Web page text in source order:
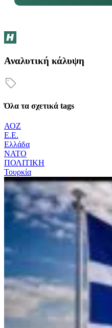
Αναλυτική κάλυψη
Όλα τα σχετικά tags
ΑΟΖ
Ε.Ε.
Ελλάδα
ΝΑΤΟ
ΠΟΛΙΤΙΚΗ
Τουρκία